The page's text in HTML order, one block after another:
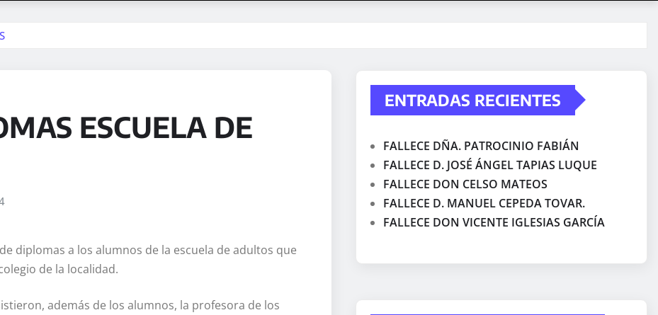
ESCUELA DE
diplomas a los alumnos de la escuela de adultos que
de la localidad.
además de los alumnos, la profesora de los
ENTRADAS RECIENTES
FALLECE DÑA. PATROCINIO FABIÁN
FALLECE D. JOSÉ ÁNGEL TAPIAS LUQUE
FALLECE DON CELSO MATEOS
FALLECE D. MANUEL CEPEDA TOVAR.
FALLECE DON VICENTE IGLESIAS GARCÍA